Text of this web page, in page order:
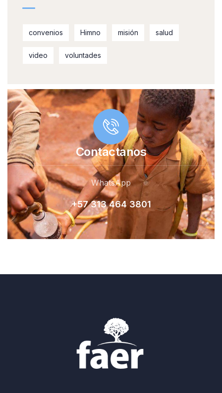
convenios Himno misión salud
video voluntades
Contactanos
WhatsApp
+57 313 464 3801